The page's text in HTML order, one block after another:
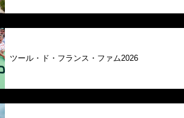
ツール・ド・フランス・ファム2026